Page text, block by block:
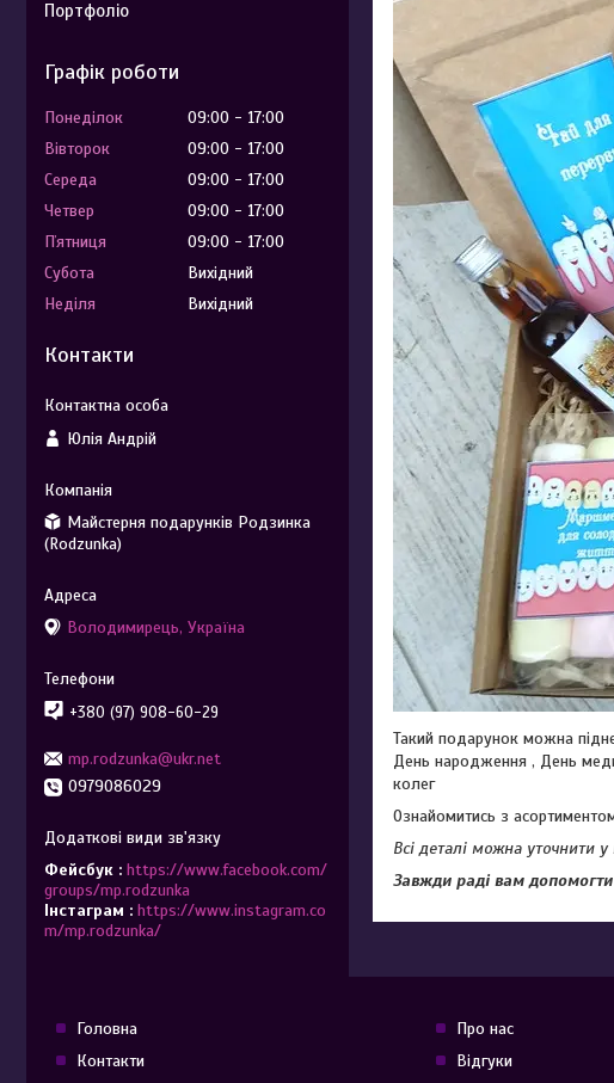
Такий подарунок можна
День народження , День
колег
Ознайомитись з
Всі деталі можна уточнити
Завжди раді вам
Портфоліо
Графік роботи
Понеділок 09:00
17:00
Вівторок
09:00
17:00
Середа
09:00
17:00
Четвер
09:00
17:00
Пʼятниця
09:00
17:00
Субота
Вихідний
Неділя
Вихідний
Контакти
Юлія Андрій
Майстерня подарунків Родзинка
(Rodzunka)
Володимирець, Україна
+380 (97) 908-60-29
mp.rodzunka@ukr.net
0979086029
Фейсбук
https://www.facebook.com/
groups/mp.rodzunka
Інстаграм
https://www.instagram.co
m/mp.rodzunka/
Головна
Контакти
Про нас
Відгуки